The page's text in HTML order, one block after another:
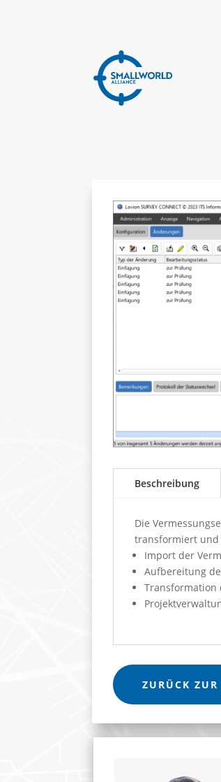
Beschreibung
Die
transformiert und
Import der
Aufbereitung
Transformation
ZURÜCK